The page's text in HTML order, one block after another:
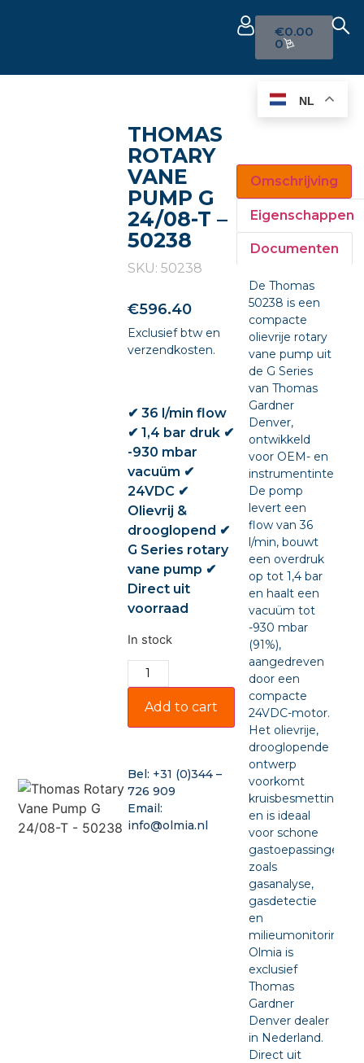
€0.00
0
THOMAS
ROTARY
VANE
PUMP G
24/08-T –
50238
SKU: 50238
€596.40
Exclusief btw en
verzendkosten.
✔ 36 l/min flow
✔ 1,4 bar druk ✔
-930 mbar
vacuüm ✔
24VDC ✔
Olievrij &
drooglopend ✔
G Series rotary
vane pump ✔
Direct uit
voorraad
In stock
Add to cart
Bel: +31 (0)344 –
726 909
Email:
info@olmia.nl
Omschrijving
Eigenschappen
Documenten
De Thomas
50238 is een
compacte
olievrije rotary
vane pump uit
de G Series
van Thomas
Gardner
Denver,
ontwikkeld
voor OEM- en
De pomp
levert een
flow van 36
l/min, bouwt
een overdruk
op tot 1,4 bar
en haalt een
vacuüm tot
-930 mbar
(91%),
aangedreven
door een
compacte
24VDC-motor.
Het olievrije,
drooglopende
ontwerp
voorkomt
kruisbesmetting
en is ideaal
voor schone
gastoepassingen
zoals
gasanalyse,
gasdetectie
en
milieumonitoring.
Olmia is
exclusief
Thomas
Gardner
Denver dealer
in Nederland.
Direct uit
NL